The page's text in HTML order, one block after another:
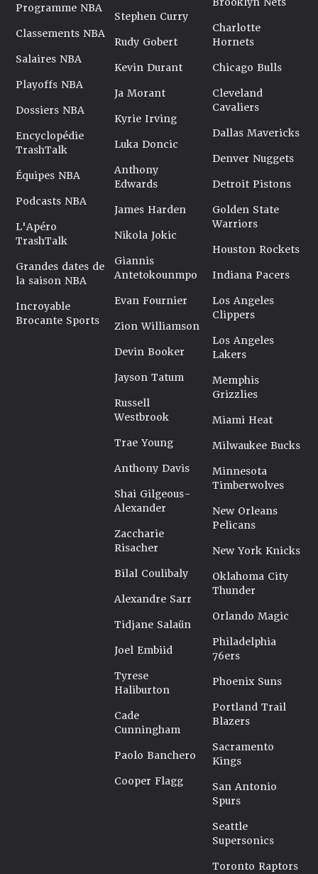
Programme NBA
Classements NBA
Salaires NBA
Playoffs NBA
Dossiers NBA
Encyclopédie
TrashTalk
Équipes NBA
Podcasts NBA
L'Apéro
TrashTalk
Grandes dates de
la saison NBA
Incroyable
Brocante Sports
Stephen Curry
Rudy Gobert
Kevin Durant
Ja Morant
Kyrie Irving
Luka Doncic
Anthony
Edwards
James Harden
Nikola Jokic
Giannis
Antetokounmpo
Evan Fournier
Zion Williamson
Devin Booker
Jayson Tatum
Russell
Westbrook
Trae Young
Anthony Davis
Shai Gilgeous-
Alexander
Zaccharie
Risacher
Bilal Coulibaly
Alexandre Sarr
Tidjane Salaün
Joel Embiid
Tyrese
Haliburton
Cade
Cunningham
Paolo Banchero
Cooper Flagg
Charlotte
Hornets
Chicago Bulls
Cleveland
Cavaliers
Dallas Mavericks
Denver Nuggets
Detroit Pistons
Golden State
Warriors
Houston Rockets
Indiana Pacers
Los Angeles
Clippers
Los Angeles
Lakers
Memphis
Grizzlies
Miami Heat
Milwaukee Bucks
Minnesota
Timberwolves
New Orleans
Pelicans
New York Knicks
Oklahoma City
Thunder
Orlando Magic
Philadelphia
76ers
Phoenix Suns
Portland Trail
Blazers
Sacramento
Kings
San Antonio
Spurs
Seattle
Supersonics
Toronto Raptors